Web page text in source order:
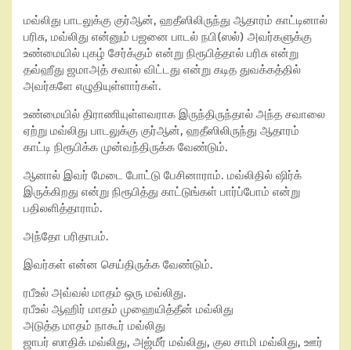
மவ்லிது பாடலுக்கு குர்ஆன், ஹதீஸிலிருந்து ஆதாரம் காட்டினால்
பரிசு, மவ்லிது என்னும் பஜனை பாடல் நபி(ஸல்) அவர்களுக்கு
உண்மையில் புகழ் சேர்க்கும் என்று நிரூபித்தால் பரிசு என்று
தவ்ஹீது ஜமாஅத் சவால் விட்டது என்று கடித துவக்கத்தில்
அவர்களே எழுதியுள்ளார்கள்.
உண்மையில் திராணியுள்ளவராக இருந்திருந்தால் அந்த சவாலை
ஏற்று மவ்லிது பாடலுக்கு குர்ஆன், ஹதீஸிலிருந்து ஆதாரம்
காட்டி நிரூபிக்க முன்வந்திருக்க வேண்டும்.
ஆனால் இவர் மேடை போட்டு பேசினாராம். மவ்லிதில் ஷிர்க்
இருக்கிறது என்று நிரூபித்து காட்டுங்கள் பார்ப்போம் என்று
பதிலளித்தாராம்.
அந்தோ பரிதாபம்.
இவர்கள் என்ன செய்திருக்க வேண்டும்.
ரபீஉல் அவ்வல் மாதம் ஒரு மவ்லிது.
ரபீஉல் ஆஹிர் மாதம் முஹையித்தீன் மவ்லிது
அடுத்த மாதம் நாகூர் மவ்லிது
ஜாபர் ஸாதிக் மவ்லிது, அஜ்மீர் மவ்லிது, குல சாமி மவ்லிது, ஊர்